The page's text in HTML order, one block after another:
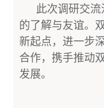
此次调研交流
的了解与友谊。
新起点，进一步
合作，携手推动
发展。